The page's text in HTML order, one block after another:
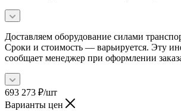
Доставляем оборудование силами
Сроки и стоимость — варьируется. Эту
сообщает менеджер при оформлении
693 273 ₽/шт
Варианты цен